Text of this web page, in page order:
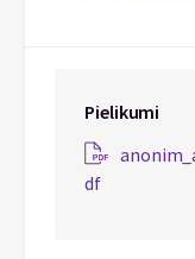
Pielikumi
df